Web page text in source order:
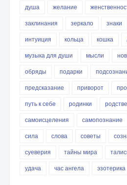
душа
желание
заклинания
зеркало знаки
интуиция
кольца кошка
музыка для души
мысли
обряды
подарки
предсказание
приворот
путь к себе
родинки
самоисцеления
самопознание
сила
слова советы
суеверия
тайны мира
удача
час ангела эзотерика